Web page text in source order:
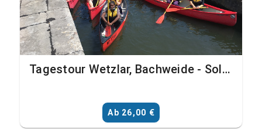
Tagestour Wetzlar, Bachweide - Solms, Schohleck (Bildungsinstitutionen mit Transfer)
Ab 26,00 €